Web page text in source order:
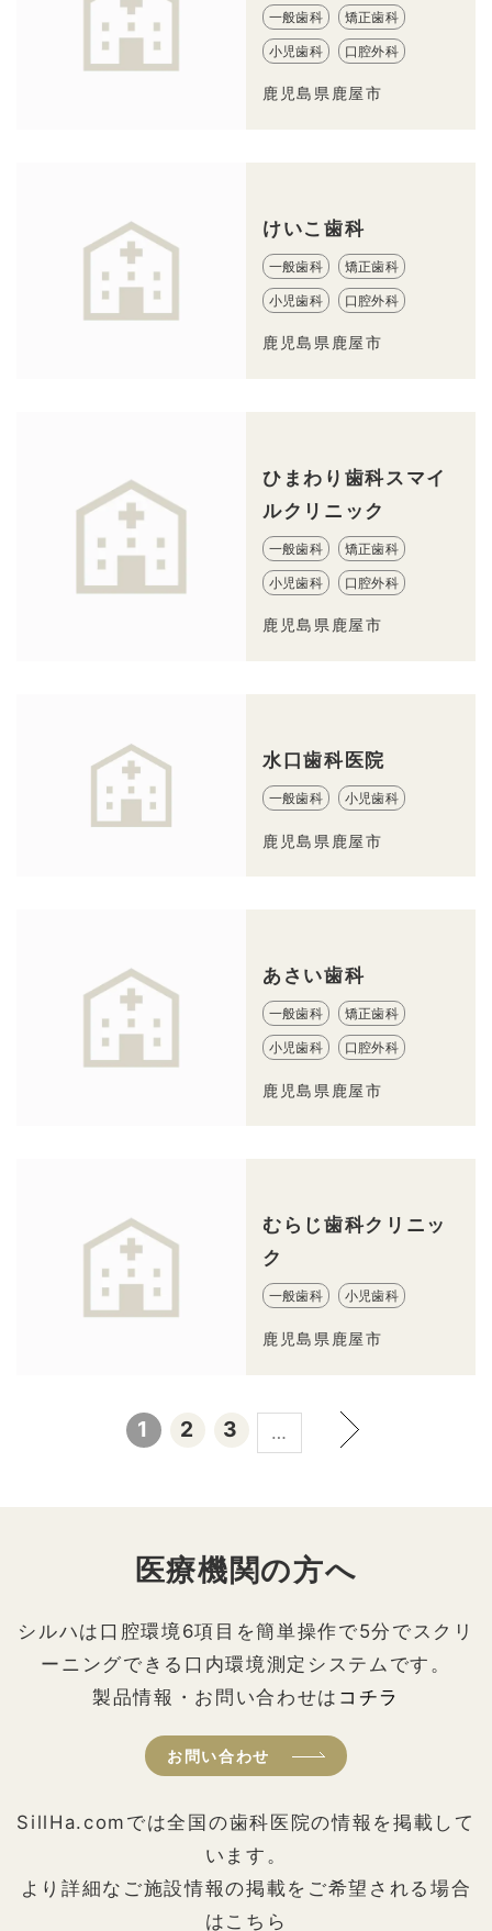
一般歯科 矯正歯科
小児歯科 口腔外科
鹿児島県鹿屋市
けいこ歯科
一般歯科 矯正歯科
小児歯科 口腔外科
鹿児島県鹿屋市
ひまわり歯科スマイ
ルクリニック
一般歯科 矯正歯科
小児歯科 口腔外科
鹿児島県鹿屋市
水口歯科医院
一般歯科 小児歯科
鹿児島県鹿屋市
あさい歯科
一般歯科 矯正歯科
小児歯科 口腔外科
鹿児島県鹿屋市
むらじ歯科クリニッ
ク
一般歯科 小児歯科
鹿児島県鹿屋市
1 2 3 …
医療機関の方へ
シルハは口腔環境6項目を簡単操作で5分でスクリ
ーニングできる口内環境測定システムです。
製品情報・お問い合わせは コチラ
お問い合わせ
SillHa.comでは全国の歯科医院の情報を掲載して
います。
より詳細なご施設情報の掲載をご希望される場合
はこちら